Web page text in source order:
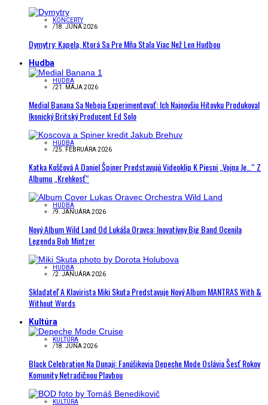
KONCERTY
/18. JÚNA 2026
Dymytry: Kapela, Ktorá Sa Pre Mňa Stala Viac Než Len Hudbou
Hudba
HUDBA
/21. MÁJA 2026
Medial Banana Sa Neboja Experimentovať: Ich Najnovšiu Hitovku Produkoval
Ikonický Britský Producent Ed Solo
HUDBA
/25. FEBRUÁRA 2026
Katka Koščová A Daniel Špiner Predstavujú Videoklip K Piesni „Vojna Je…“ Z
Albumu „Krehkosť“
HUDBA
/9. JANUÁRA 2026
Nový Album Wild Land Od Lukáša Oravca: Inovatívny Big Band Ocenila
Legenda Bob Mintzer
HUDBA
/2. JANUÁRA 2026
Skladateľ A Klavirista Miki Skuta Predstavuje Nový Album MANTRAS With &
Without Words
Kultúra
KULTÚRA
/18. JÚNA 2026
Black Celebration Na Dunaji: Fanúšikovia Depeche Mode Oslávia Šesť Rokov
Komunity Netradičnou Plavbou
KULTÚRA